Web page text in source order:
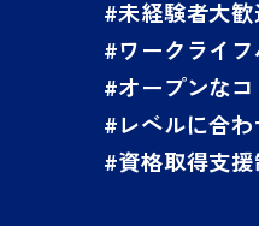
#未経験者大歓
#オープンな
#ワークライ
#レベルに合
#資格取得支援